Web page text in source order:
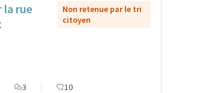
la rue
Non retenue par le tri
citoyen
3 10